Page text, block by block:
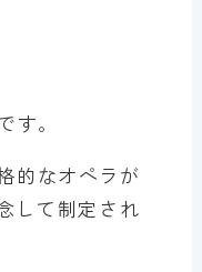
す。
的なオペラが
して制定され